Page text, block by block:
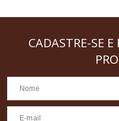
CADASTRE-SE E